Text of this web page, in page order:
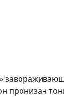
пронизан